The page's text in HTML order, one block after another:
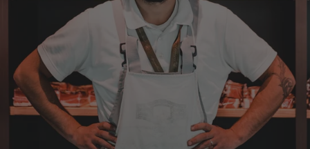
Verifizierter Kunde
Die Verpackung hatte beim Transport sehr
beschädigt. Aber sonst war alles super!!!
Gruß Mathias Gotthold
3.8.2026
Kai
Verifizierter Kunde